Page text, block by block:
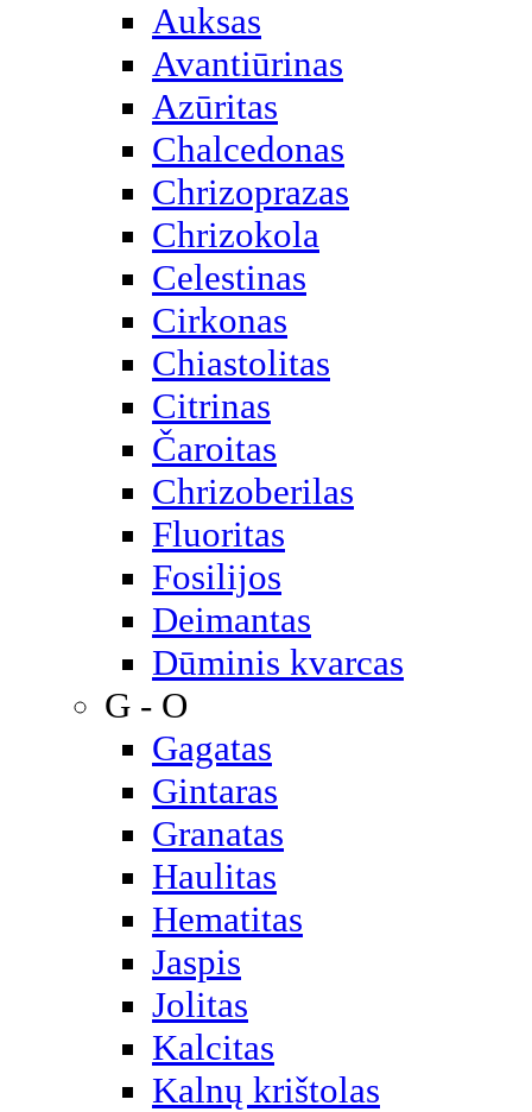
Auksas
Avantiūrinas
Azūritas
Chalcedonas
Chrizoprazas
Chrizokola
Celestinas
Cirkonas
Chiastolitas
Citrinas
Čaroitas
Chrizoberilas
Fluoritas
Fosilijos
Deimantas
Dūminis kvarcas
G - O
Gagatas
Gintaras
Granatas
Haulitas
Hematitas
Jaspis
Jolitas
Kalcitas
Kalnų krištolas